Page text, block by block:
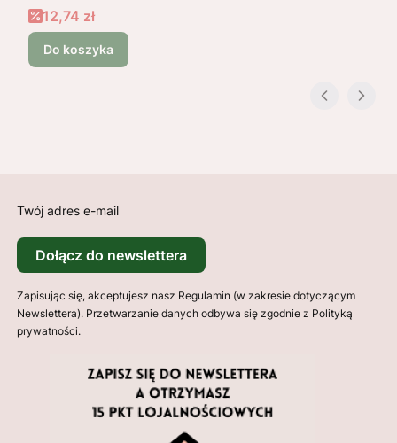
Cena promocyjna
12,74 zł
Do koszyka
Twój adres e-mail
Dołącz do newslettera
Zapisując się, akceptujesz nasz Regulamin (w zakresie dotyczącym
Newslettera). Przetwarzanie danych odbywa się zgodnie z Polityką
prywatności.